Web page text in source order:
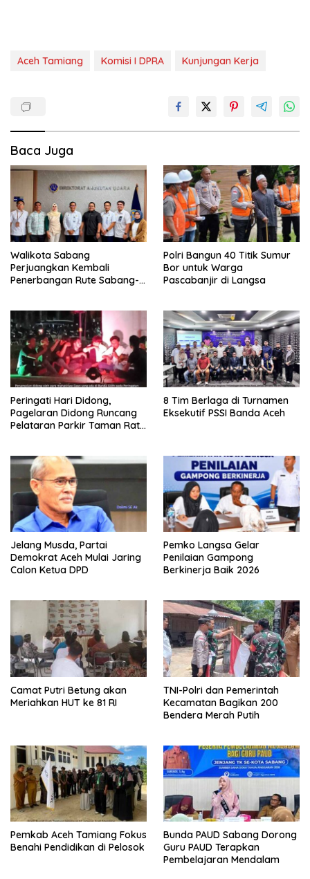
Aceh Tamiang Komisi I DPRA Kunjungan Kerja
Baca Juga
Walikota Sabang
Perjuangkan Kembali
Penerbangan Rute Sabang-
Polri Bangun 40 Titik Sumur
Bor untuk Warga
Pascabanjir di Langsa
Peringati Hari Didong,
Pagelaran Didong Runcang
Pelataran Parkir Taman Ratu
8 Tim Berlaga di Turnamen
Eksekutif PSSI Banda Aceh
Jelang Musda, Partai
Demokrat Aceh Mulai Jaring
Calon Ketua DPD
Pemko Langsa Gelar
Penilaian Gampong
Berkinerja Baik 2026
Camat Putri Betung akan
Meriahkan HUT ke 81 RI
TNI-Polri dan Pemerintah
Kecamatan Bagikan 200
Bendera Merah Putih
Pemkab Aceh Tamiang Fokus
Benahi Pendidikan di Pelosok
Bunda PAUD Sabang Dorong
Guru PAUD Terapkan
Pembelajaran Mendalam